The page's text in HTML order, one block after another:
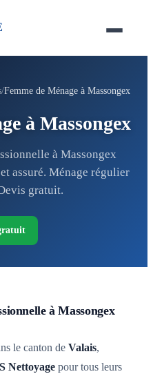
Femme de Ménage à Massongex
à Massongex
à Massongex
assuré. Ménage régulier
gratuit.
à Massongex
le canton de Valais,
Nettoyage pour tous leurs